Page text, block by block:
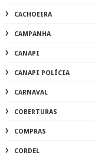
CACHOEIRA
CAMPANHA
CANAPI
CANAPI POLÍCIA
CARNAVAL
COBERTURAS
COMPRAS
CORDEL